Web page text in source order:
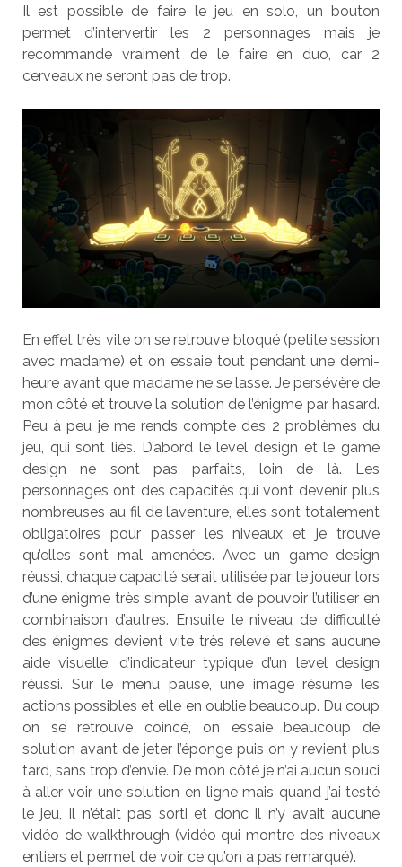
Il est possible de faire le jeu en solo, un bouton
permet d’intervertir les 2 personnages mais je
recommande vraiment de le faire en duo, car 2
cerveaux ne seront pas de trop.
En effet très vite on se retrouve bloqué (petite session
avec madame) et on essaie tout pendant une demi-
heure avant que madame ne se lasse. Je persévère de
mon côté et trouve la solution de l’énigme par hasard.
Peu à peu je me rends compte des 2 problèmes du
jeu, qui sont liés. D’abord le level design et le game
design ne sont pas parfaits, loin de là. Les
personnages ont des capacités qui vont devenir plus
nombreuses au fil de l’aventure, elles sont totalement
obligatoires pour passer les niveaux et je trouve
qu’elles sont mal amenées. Avec un game design
réussi, chaque capacité serait utilisée par le joueur lors
d’une énigme très simple avant de pouvoir l’utiliser en
combinaison d’autres. Ensuite le niveau de difficulté
des énigmes devient vite très relevé et sans aucune
aide visuelle, d’indicateur typique d’un level design
réussi. Sur le menu pause, une image résume les
actions possibles et elle en oublie beaucoup. Du coup
on se retrouve coincé, on essaie beaucoup de
solution avant de jeter l’éponge puis on y revient plus
tard, sans trop d’envie. De mon côté je n’ai aucun souci
à aller voir une solution en ligne mais quand j’ai testé
le jeu, il n’était pas sorti et donc il n’y avait aucune
vidéo de walkthrough (vidéo qui montre des niveaux
entiers et permet de voir ce qu’on a pas remarqué).